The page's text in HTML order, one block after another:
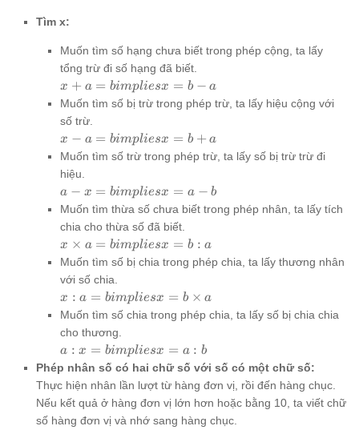
Tìm x:
Muốn tìm số hạng chưa biết trong phép cộng, ta lấy
tổng trừ đi số hạng đã biết.
x + a
= b
implies
x = b -
a
x + a = bimpliesx = b − a
Muốn tìm số bị trừ trong phép trừ, ta lấy hiệu cộng với
số trừ.
x - a =
b
implies
x = b
+ a
x − a = bimpliesx = b + a
Muốn tìm số trừ trong phép trừ, ta lấy số bị trừ trừ đi
hiệu.
a - x =
b
implies
x = a -
b
a − x = bimpliesx = a − b
Muốn tìm thừa số chưa biết trong phép nhân, ta lấy tích
chia cho thừa số đã biết.
x
\times
a = b
implies
x = b :
a
x × a = bimpliesx = b : a
Muốn tìm số bị chia trong phép chia, ta lấy thương nhân
với số chia.
x : a =
b
implies
x = b
\times
a
x : a = bimpliesx = b × a
Muốn tìm số chia trong phép chia, ta lấy số bị chia chia
cho thương.
a : x =
b
implies
x = a :
b
a : x = bimpliesx = a : b
Phép nhân số có hai chữ số với số có một chữ số:
Thực hiện nhân lần lượt từ hàng đơn vị, rồi đến hàng chục.
Nếu kết quả ở hàng đơn vị lớn hơn hoặc bằng 10, ta viết chữ
số hàng đơn vị và nhớ sang hàng chục.